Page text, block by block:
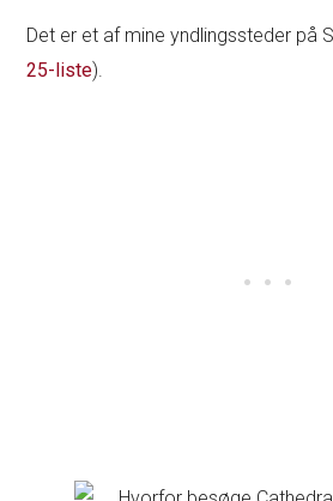
Det er et af mine yndlingssteder på
25-liste).